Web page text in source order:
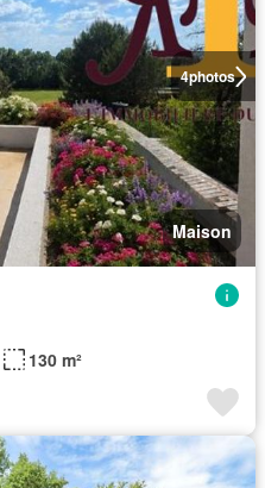
4photos
Maison
130 m²